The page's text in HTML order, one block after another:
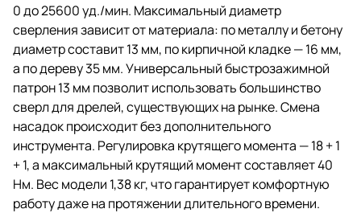
0 до 25600 уд./мин. Максимальный диаметр
сверления зависит от материала: по металлу и бетону
диаметр составит 13 мм, по кирпичной кладке — 16 мм,
а по дереву 35 мм. Универсальный быстрозажимной
патрон 13 мм позволит использовать большинство
сверл для дрелей, существующих на рынке. Смена
насадок происходит без дополнительного
инструмента. Регулировка крутящего момента — 18 + 1
+ 1, а максимальный крутящий момент составляет 40
Нм. Вес модели 1,38 кг, что гарантирует комфортную
работу даже на протяжении длительного времени.